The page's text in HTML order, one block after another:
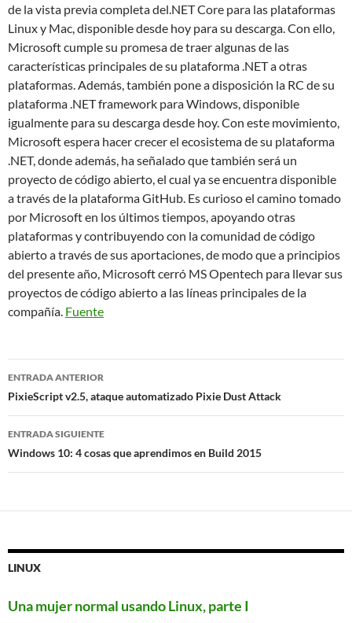
de la vista previa completa del.NET Core para las plataformas
Linux y Mac, disponible desde hoy para su descarga. Con ello,
Microsoft cumple su promesa de traer algunas de las
características principales de su plataforma .NET a otras
plataformas. Además, también pone a disposición la RC de su
plataforma .NET framework para Windows, disponible
igualmente para su descarga desde hoy. Con este movimiento,
Microsoft espera hacer crecer el ecosistema de su plataforma
.NET, donde además, ha señalado que también será un
proyecto de código abierto, el cual ya se encuentra disponible
a través de la plataforma GitHub. Es curioso el camino tomado
por Microsoft en los últimos tiempos, apoyando otras
plataformas y contribuyendo con la comunidad de código
abierto a través de sus aportaciones, de modo que a principios
del presente año, Microsoft cerró MS Opentech para llevar sus
proyectos de código abierto a las líneas principales de la
compañía. Fuente
Navegación
de
entradas
ENTRADA ANTERIOR
PixieScript v2.5, ataque automatizado Pixie Dust Attack
ENTRADA SIGUIENTE
Windows 10: 4 cosas que aprendimos en Build 2015
LINUX
Una mujer normal usando Linux, parte I